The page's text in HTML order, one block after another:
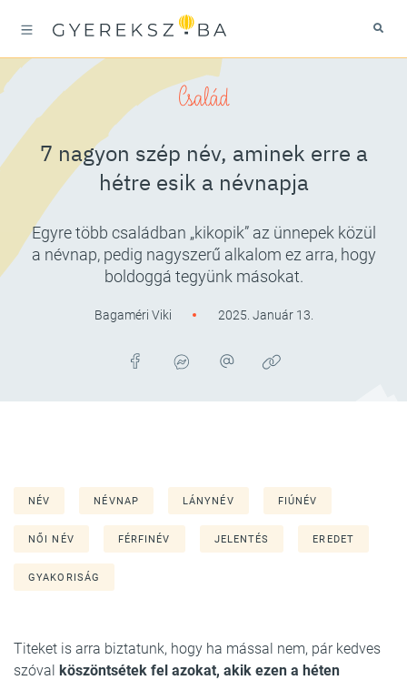
Család
7 nagyon szép név, aminek erre a
hétre esik a névnapja
Egyre több családban „kikopik” az ünnepek közül
a névnap, pedig nagyszerű alkalom ez arra, hogy
boldoggá tegyünk másokat.
Bagaméri Viki 2025. Január 13.
NÉV NÉVNAP LÁNYNÉV FIÚNÉV
NŐI NÉV FÉRFINÉV JELENTÉS EREDET
GYAKORISÁG
Titeket is arra biztatunk, hogy ha mással nem, pár kedves
szóval köszöntsétek fel azokat, akik ezen a héten